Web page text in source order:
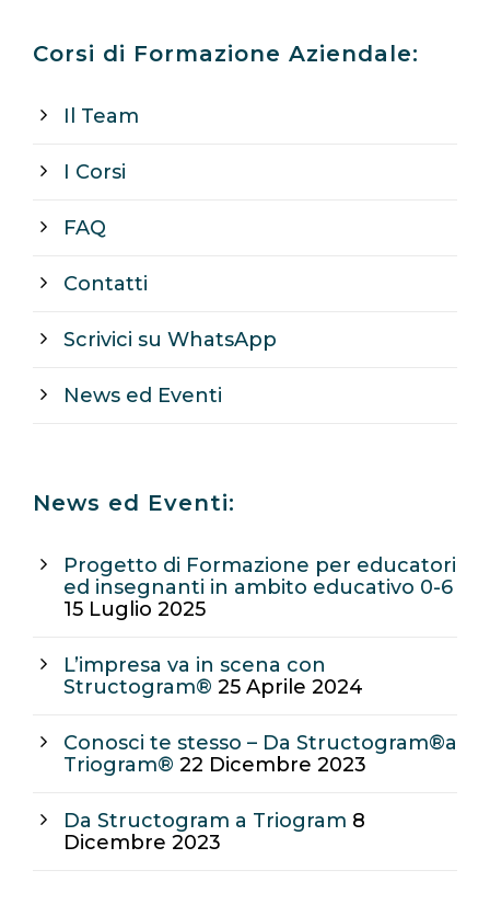
Corsi di Formazione Aziendale:
Il Team
I Corsi
FAQ
Contatti
Scrivici su WhatsApp
News ed Eventi
News ed Eventi:
Progetto di Formazione per educatori
ed insegnanti in ambito educativo 0-6
15 Luglio 2025
L’impresa va in scena con
Structogram® 25 Aprile 2024
Conosci te stesso – Da Structogram®a
Triogram® 22 Dicembre 2023
Da Structogram a Triogram 8
Dicembre 2023